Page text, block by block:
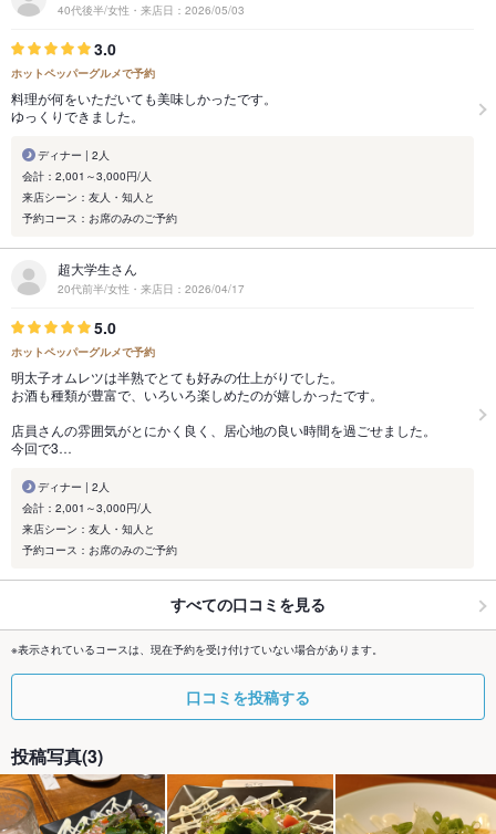
40代後半/女性・来店日：2026/05/03
3.0
ホットペッパーグルメで予約
料理が何をいただいても美味しかったです。
ゆっくりできました。
ディナー | 2人
会計：2,001～3,000円/人
来店シーン：友人・知人と
予約コース：お席のみのご予約
超大学生さん
20代前半/女性・来店日：2026/04/17
5.0
ホットペッパーグルメで予約
明太子オムレツは半熟でとても好みの仕上がりでした。
お酒も種類が豊富で、いろいろ楽しめたのが嬉しかったです。
店員さんの雰囲気がとにかく良く、居心地の良い時間を過ごせました。
今回で3…
ディナー | 2人
会計：2,001～3,000円/人
来店シーン：友人・知人と
予約コース：お席のみのご予約
すべての口コミを見る
※表示されているコースは、現在予約を受け付けていない場合があります。
口コミを投稿する
投稿写真(3)